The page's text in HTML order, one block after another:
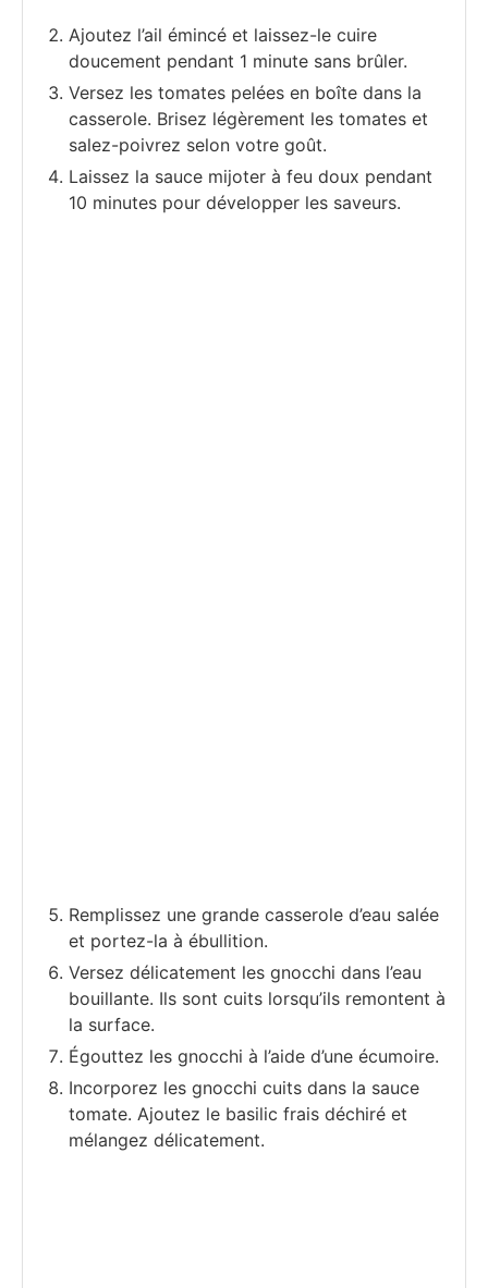
Ajoutez l’ail émincé et laissez-le cuire
doucement pendant 1 minute sans brûler.
Versez les tomates pelées en boîte dans la
casserole. Brisez légèrement les tomates et
salez-poivrez selon votre goût.
Laissez la sauce mijoter à feu doux pendant
10 minutes pour développer les saveurs.
Remplissez une grande casserole d’eau salée
et portez-la à ébullition.
Versez délicatement les gnocchi dans l’eau
bouillante. Ils sont cuits lorsqu’ils remontent à
la surface.
Égouttez les gnocchi à l’aide d’une écumoire.
Incorporez les gnocchi cuits dans la sauce
tomate. Ajoutez le basilic frais déchiré et
mélangez délicatement.